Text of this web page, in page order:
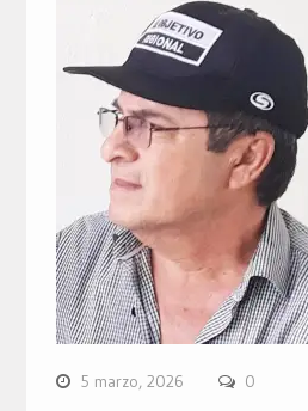
5 marzo, 2026 0